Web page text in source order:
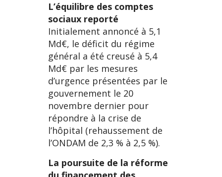
L’équilibre des comptes
sociaux reporté
Initialement annoncé à 5,1
Md€, le déficit du régime
général a été creusé à 5,4
Md€ par les mesures
d’urgence présentées par le
gouvernement le 20
novembre dernier pour
répondre à la crise de
l’hôpital (rehaussement de
l’ONDAM de 2,3 % à 2,5 %).
La poursuite de la réforme